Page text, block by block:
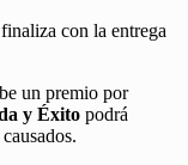
finaliza con la entrega
un premio por
y Éxito podrá